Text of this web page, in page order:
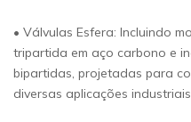
• Válvulas Esfera: Incluindo
tripartida em aço carbono e
bipartidas, projetadas para
diversas aplicações